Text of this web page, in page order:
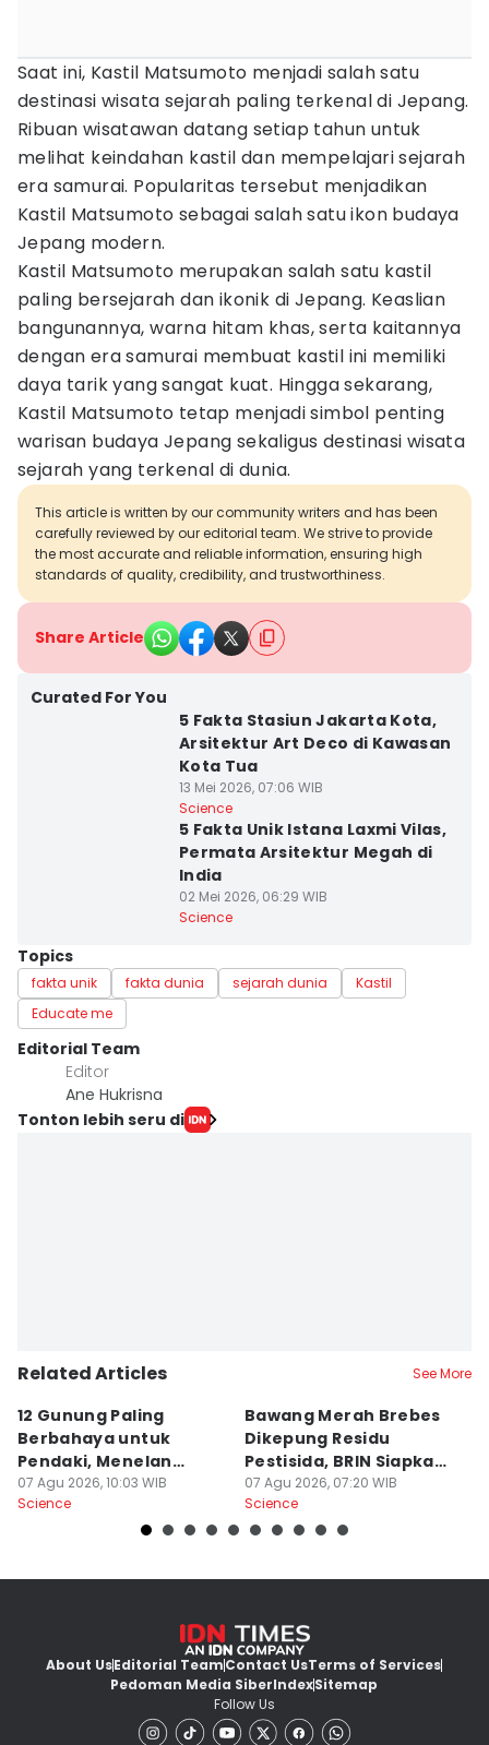
Saat ini, Kastil Matsumoto menjadi salah satu
destinasi wisata sejarah paling terkenal di Jepang.
Ribuan wisatawan datang setiap tahun untuk
melihat keindahan kastil dan mempelajari sejarah
era samurai. Popularitas tersebut menjadikan
Kastil Matsumoto sebagai salah satu ikon budaya
Jepang modern.
Kastil Matsumoto merupakan salah satu kastil
paling bersejarah dan ikonik di Jepang. Keaslian
bangunannya, warna hitam khas, serta kaitannya
dengan era samurai membuat kastil ini memiliki
daya tarik yang sangat kuat. Hingga sekarang,
Kastil Matsumoto tetap menjadi simbol penting
warisan budaya Jepang sekaligus destinasi wisata
sejarah yang terkenal di dunia.
This article is written by our community writers and has been
carefully reviewed by our editorial team. We strive to provide
the most accurate and reliable information, ensuring high
standards of quality, credibility, and trustworthiness.
Share Article
Curated For You
5 Fakta Stasiun Jakarta Kota,
Arsitektur Art Deco di Kawasan
Kota Tua
13 Mei 2026, 07:06 WIB
Science
5 Fakta Unik Istana Laxmi Vilas,
Permata Arsitektur Megah di
India
02 Mei 2026, 06:29 WIB
Science
Topics
fakta unik fakta dunia sejarah dunia
Kastil
Educate me
Editorial Team
Editor
Ane Hukrisna
Tonton lebih seru di
Related Articles See More
12 Gunung Paling
Berbahaya untuk
Pendaki, Menelan
Korban!
07 Agu 2026, 10:03 WIB
Science
Bawang Merah Brebes
Dikepung Residu
Pestisida, BRIN Siapkan
Solusi
07 Agu 2026, 07:20 WIB
Science
About UsEditorial TeamContact UsTerms of Services
Pedoman Media SiberIndexSitemap
Follow Us